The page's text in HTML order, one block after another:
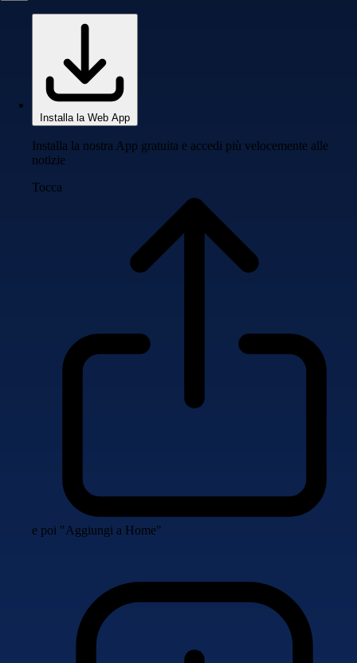
Installa la Web App
Installa la nostra App gratuita e accedi più velocemente alle
notizie
Tocca
e poi "Aggiungi a Home"